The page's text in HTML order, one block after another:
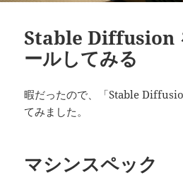
Stable Diffusion
ールしてみる
暇だったので、「Stable
てみました。
マシンスペック